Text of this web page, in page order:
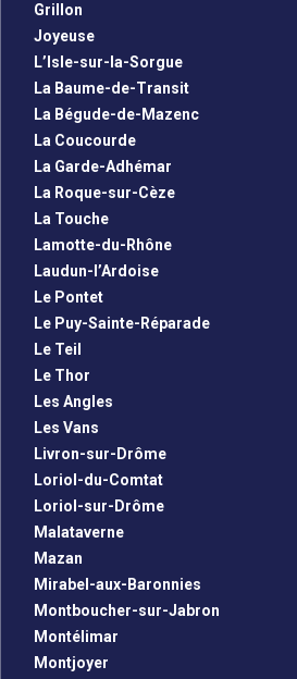
Grillon
Joyeuse
L’Isle-sur-la-Sorgue
La Baume-de-Transit
La Bégude-de-Mazenc
La Coucourde
La Garde-Adhémar
La Roque-sur-Cèze
La Touche
Lamotte-du-Rhône
Laudun-l’Ardoise
Le Pontet
Le Puy-Sainte-Réparade
Le Teil
Le Thor
Les Angles
Les Vans
Livron-sur-Drôme
Loriol-du-Comtat
Loriol-sur-Drôme
Malataverne
Mazan
Mirabel-aux-Baronnies
Montboucher-sur-Jabron
Montélimar
Montjoyer